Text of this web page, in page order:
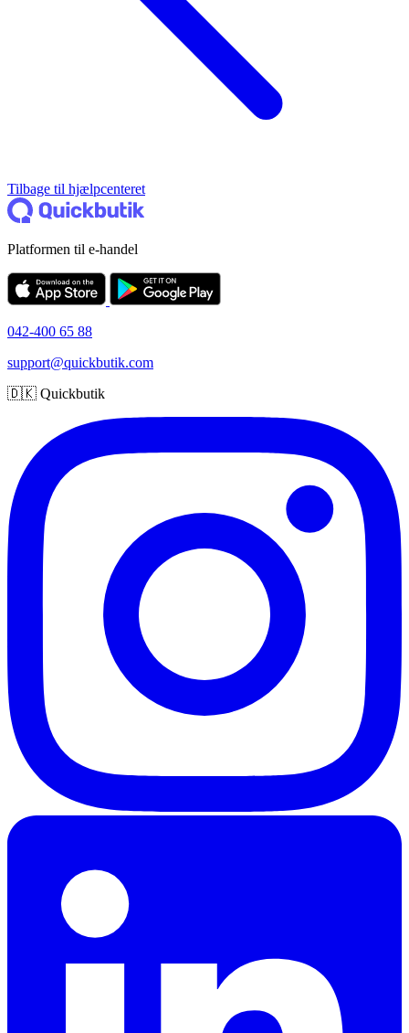
Tilbage til hjælpcenteret
Platformen til e-handel
042-400 65 88
support@quickbutik.com
🇩🇰 Quickbutik